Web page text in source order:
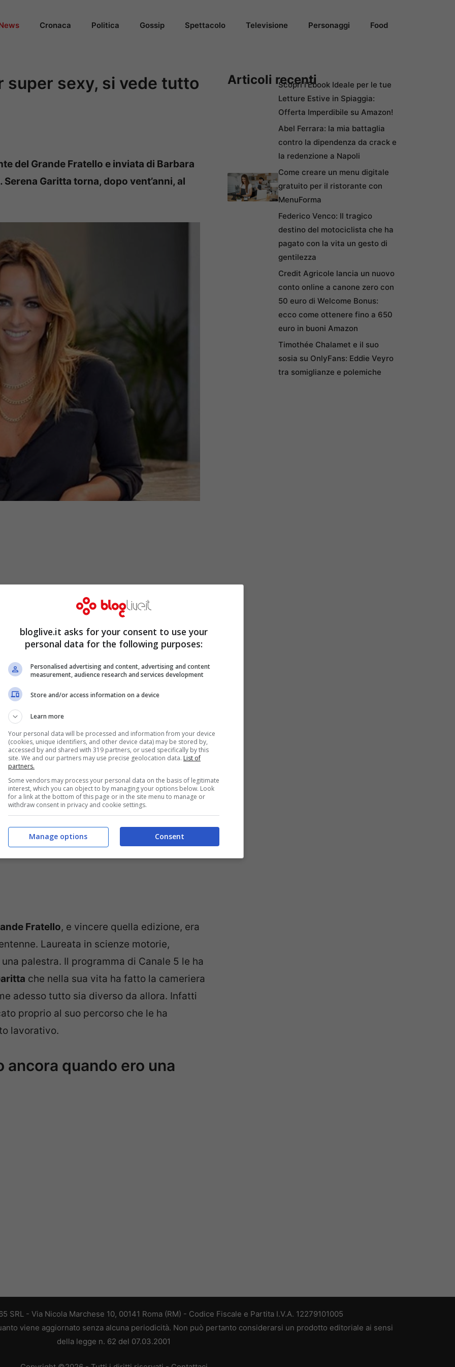
Cronaca Politica Gossip Spettacolo Televisione Personaggi Food
super sexy, si vede tutto
del Grande Fratello e inviata di Barbara
Garitta torna, dopo vent’anni, al
edizioni delGrande Fratello,
a lavorare nel mondo dello spettacolo.
reality la genovese ha lavorato in radio, in
ancora una volta alla
ed oraSabrina Garittaè tornata a lavorare
Fratello, e vincere quella edizione, era
Laureata in scienze motorie,
palestra. Il programma di Canale 5 le ha
che nella sua vita ha fatto la cameriera
adesso tutto sia diverso da allora. Infatti
proprio al suo percorso che le ha
lavorativo.
ancora quando ero una
Articoli recentiScopri l’Ebook Ideale per le tue
Letture Estive in Spiaggia:
Offerta Imperdibile su Amazon!
Abel Ferrara: la mia battaglia
contro la dipendenza da crack e
la redenzione a Napoli
Come creare un menu digitale
gratuito per il ristorante con
MenuForma
Federico Venco: Il tragico
destino del motociclista che ha
pagato con la vita un gesto di
gentilezza
Credit Agricole lancia un nuovo
conto online a canone zero con
50 euro di Welcome Bonus:
ecco come ottenere fino a 650
euro in buoni Amazon
Timothée Chalamet e il suo
sosia su OnlyFans: Eddie Veyro
tra somiglianze e polemiche
SRL - Via Nicola Marchese 10, 00141 Roma (RM) - Codice Fiscale e Partita I.V.A. 12279101005
viene aggiornato senza alcuna periodicità. Non può pertanto considerarsi un prodotto editoriale ai sensi
della legge n. 62 del 07.03.2001
bloglive.it asks for your consent to use your
personal data for the following purposes:
Personalised advertising and content, advertising and content
measurement, audience research and services development
Store and/or access information on a device
Learn more
Your personal data will be processed and information from your device
(cookies, unique identifiers, and other device data) may be stored by,
accessed by and shared with 319 partners, or used specifically by this
site. We and our partners may use precise geolocation data. List of
partners.
Some vendors may process your personal data on the basis of legitimate
interest, which you can object to by managing your options below. Look
for a link at the bottom of this page or in the site menu to manage or
withdraw consent in privacy and cookie settings.
Consent
Manage options